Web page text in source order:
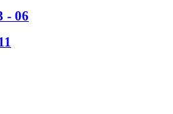
- 06